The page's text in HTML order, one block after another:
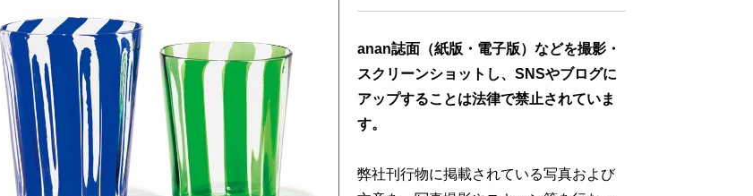
anan誌面（紙版・電子版）などを撮影・
スクリーンショットし、SNSやブログに
アップすることは法律で禁止されていま
す。
弊社刊行物に掲載されている写真および